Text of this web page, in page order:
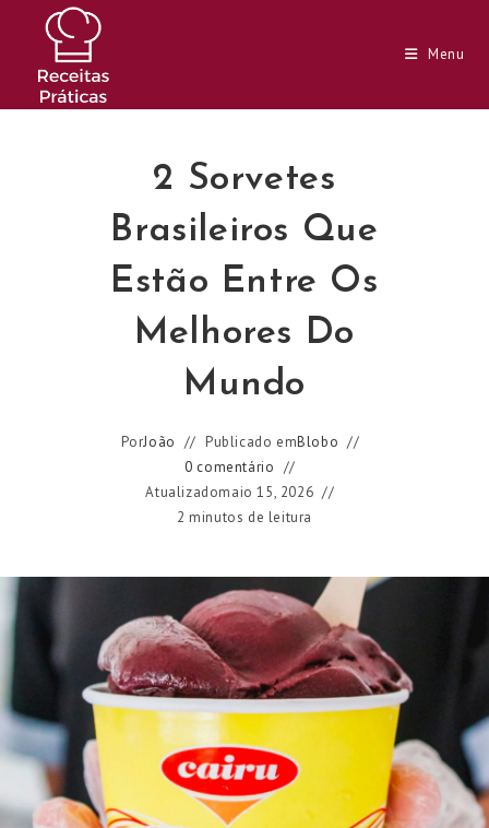
conteúdo
Menu
2 Sorvetes
Brasileiros Que
Estão Entre Os
Melhores Do
Mundo
PorJoão Publicado emBlobo
0 comentário
Atualizadomaio 15, 2026
2 minutos de leitura